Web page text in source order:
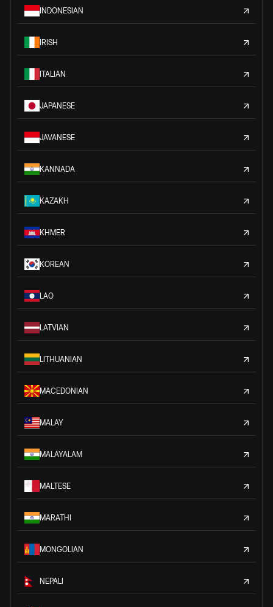
INDONESIAN
IRISH
ITALIAN
JAPANESE
JAVANESE
KANNADA
KAZAKH
KHMER
KOREAN
LAO
LATVIAN
LITHUANIAN
MACEDONIAN
MALAY
MALAYALAM
MALTESE
MARATHI
MONGOLIAN
NEPALI